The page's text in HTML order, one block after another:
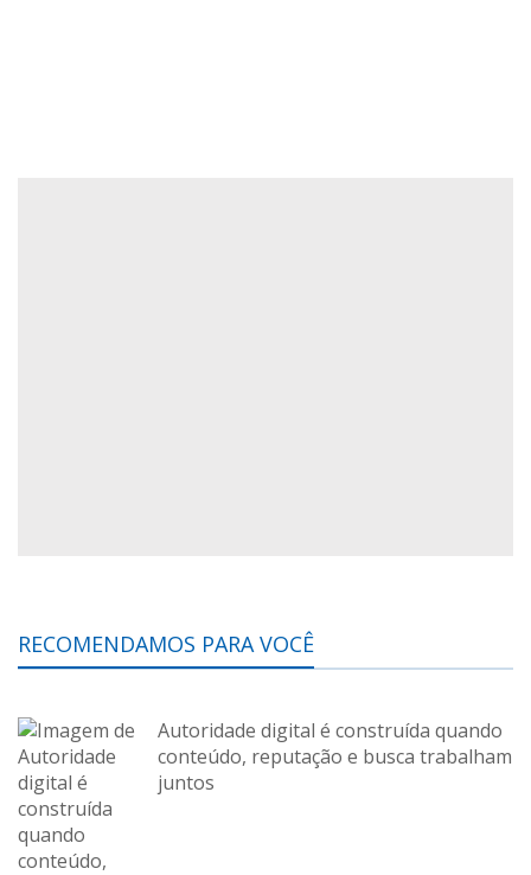
RECOMENDAMOS PARA VOCÊ
Autoridade digital é construída quando
conteúdo, reputação e busca trabalham
juntos